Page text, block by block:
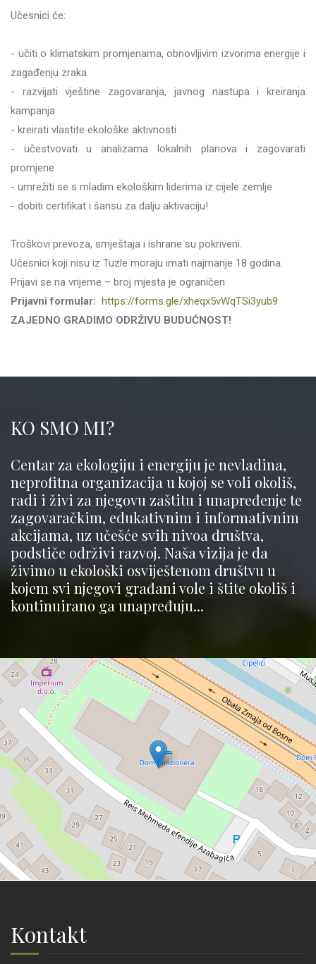
Učesnici će:
- učiti o klimatskim promjenama, obnovljivim izvorima energije i
zagađenju zraka
- razvijati vještine zagovaranja, javnog nastupa i kreiranja
kampanja
- kreirati vlastite ekološke aktivnosti
- učestvovati u analizama lokalnih planova i zagovarati
promjene
- umrežiti se s mladim ekološkim liderima iz cijele zemlje
- dobiti certifikat i šansu za dalju aktivaciju!
Troškovi prevoza, smještaja i ishrane su pokriveni.
Učesnici koji nisu iz Tuzle moraju imati najmanje 18 godina.
Prijavi se na vrijeme – broj mjesta je ograničen
Prijavni formular: https://forms.gle/xheqx5vWqTSi3yub9
ZAJEDNO GRADIMO ODRŽIVU BUDUĆNOST!
KO SMO MI?
Centar za ekologiju i energiju je nevladina,
neprofitna organizacija u kojoj se voli okoliš,
radi i živi za njegovu zaštitu i unapređenje te
zagovaračkim, edukativnim i informativnim
akcijama, uz učešće svih nivoa društva,
podstiče održivi razvoj. Naša vizija je da
živimo u ekološki osviještenom društvu u
kojem svi njegovi građani vole i štite okoliš i
kontinuirano ga unapređuju...
Kontakt